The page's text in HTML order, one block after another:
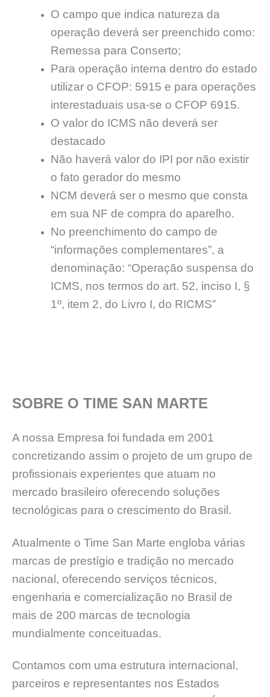
O campo que indica natureza da
operação deverá ser preenchido como:
Remessa para Conserto;
Para operação interna dentro do estado
utilizar o CFOP: 5915 e para operações
interestaduais usa-se o CFOP 6915.
O valor do ICMS não deverá ser
destacado
Não haverá valor do IPI por não existir
o fato gerador do mesmo
NCM deverá ser o mesmo que consta
em sua NF de compra do aparelho.
No preenchimento do campo de
“informações complementares”, a
denominação: “Operação suspensa do
ICMS, nos termos do art. 52, inciso I, §
1º, item 2, do Livro I, do RICMS”
SOBRE O TIME SAN MARTE
A nossa Empresa foi fundada em 2001
concretizando assim o projeto de um grupo de
profissionais experientes que atuam no
mercado brasileiro oferecendo soluções
tecnológicas para o crescimento do Brasil.
Atualmente o Time San Marte engloba várias
marcas de prestígio e tradição no mercado
nacional, oferecendo serviços técnicos,
engenharia e comercialização no Brasil de
mais de 200 marcas de tecnologia
mundialmente conceituadas.
Contamos com uma estrutura internacional,
parceiros e representantes nos Estados